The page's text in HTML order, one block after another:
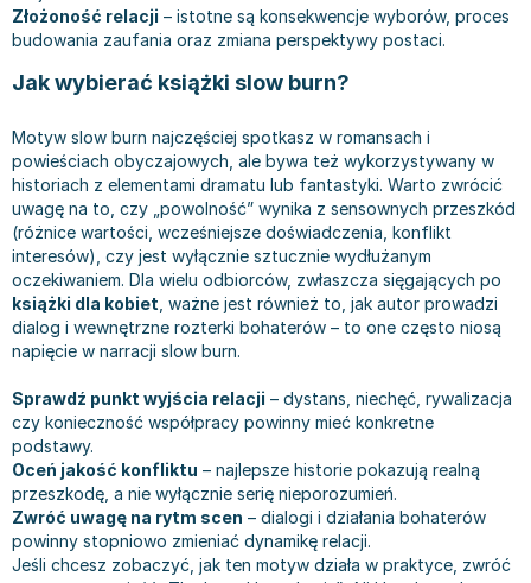
Książki: Prawo konstytucyjne
Książki: Prawo międzynarodowe
Książki: Prawo - orzecznictwo
Książki: Prawo Unii Europejskiej
Teksty aktów prawnych
Książki medyczne i naukowe
Chemia - książki
Książki o fizyce i astronomii
Geografia - książki
Inne
Książki do matematyki
Książki do nauk przyrodniczych
Technika, inżynieria, technologia - książki, podręczniki -
nauki ścisłe
Książki do nauk społecznych i humanistycznych
Filologia - książki
Książki filozoficzne
Książki: Film, muzyka, teatr
Książki: Historia sztuki
Książki o architekturze
Książki: Sztuki wizualne
Inne
Książki dla dzieci 3-5 lat
Książki: bajki dla dzieci 3-5 lat
Kolorowanki i książki do naklejania 3-5 lat
Książki do nauki pisania i liczenia 3-5 lat
Książki grające, z puzzlami i magnesami 3-5 lat
Kreatywne i aktywizujące książki dla dzieci 3-5 lat
Poznawanie świata dla dzieci 3-5 lat - książki
Książki o zainteresowaniach dla dzieci 3-5 lat
Książki dla dzieci 6-8 lat
Książki do nauki czytania 6-8 lat
Książki do nauki języków obcych 6-8 lat
Kreatywne i aktywizujące książki dla dzieci 6-8 lat
Literatura dla dzieci 6-8 lat
Poznawanie świata dla dzieci 6-8 lat - książki
Książki o zainteresowaniach dla dzieci 6-8 lat
Książki dla dzieci 9-12 lat
Książki edukacyjne dla dzieci 9-12 lat
Książki: Zdrowie
Kuchnia i diety - książki
Autorskie książki kucharskie
Diety, zdrowe żywienie - książki
Książki kucharskie
Kuchnia polska - książki
Napoje - książki
Książki: Poradniki
Inne
Książki: Dom, ogród - poradniki
Książki: Hobby - poradniki
Książki pamiątkowe
Pozostałe książki
Dean Koontz
Andrzej Sapkowski
Stephenie Meyer
Maria Czubaszek
Nora Roberts
Mario Vargas Llosa
Katarzyna Grochola
Ewa Nowak
Robin Cook
Carlos Ruiz Zafon
Konrad Gaca
Jodi Picoult
Dorota Terakowska
Abbi Glines
Alfred Szklarski
Stefan Żeromski
Henryk Sienkiewicz
Złożoność relacji – istotne są konsekwencje wyborów, proces
budowania zaufania oraz zmiana perspektywy postaci.
Jak wybierać książki slow burn?
Motyw slow burn najczęściej spotkasz w romansach i
powieściach obyczajowych, ale bywa też wykorzystywany w
historiach z elementami dramatu lub fantastyki. Warto zwrócić
uwagę na to, czy „powolność” wynika z sensownych przeszkód
(różnice wartości, wcześniejsze doświadczenia, konflikt
interesów), czy jest wyłącznie sztucznie wydłużanym
oczekiwaniem. Dla wielu odbiorców, zwłaszcza sięgających po
książki dla kobiet , ważne jest również to, jak autor prowadzi
dialog i wewnętrzne rozterki bohaterów – to one często niosą
napięcie w narracji slow burn.
Sprawdź punkt wyjścia relacji – dystans, niechęć, rywalizacja
czy konieczność współpracy powinny mieć konkretne
podstawy.
Oceń jakość konfliktu – najlepsze historie pokazują realną
przeszkodę, a nie wyłącznie serię nieporozumień.
Zwróć uwagę na rytm scen – dialogi i działania bohaterów
powinny stopniowo zmieniać dynamikę relacji.
Jeśli chcesz zobaczyć, jak ten motyw działa w praktyce, zwróć